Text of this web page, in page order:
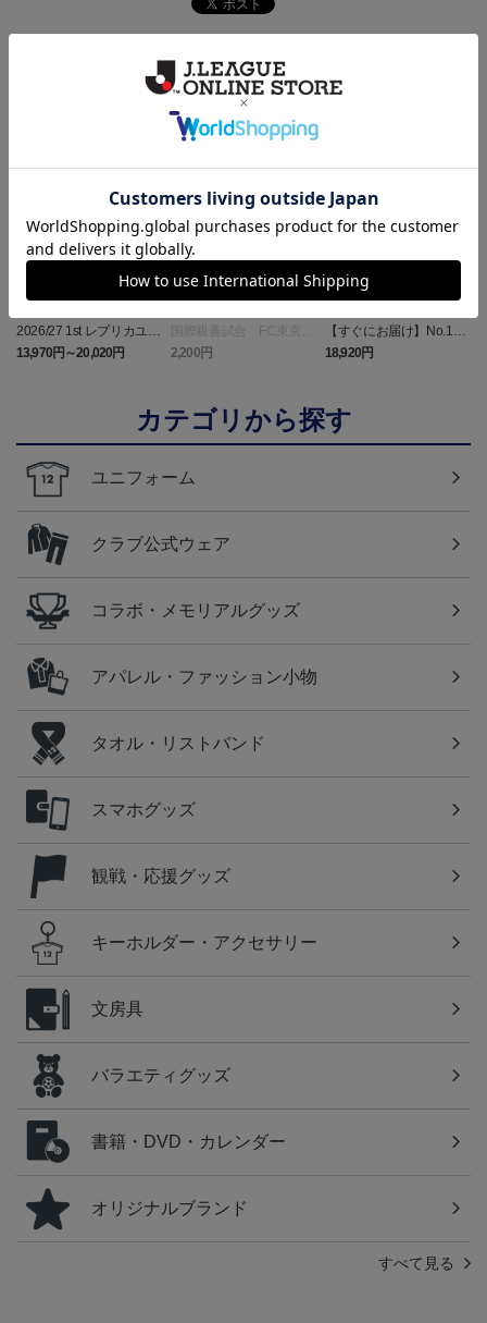
2026/27 1st レプリカユニ
フォーム 半袖
13,970円～20,020円
国際親善試合 FC東京
対 ボルシア ドルトムン
ト プリントタオルマフ
2,200円
【すぐにお届け】No.10
佐藤 恵允選手 2026/27 1s
t レプリカユニフォーム
18,920円
カテゴリから探す
ユニフォーム
クラブ公式ウェア
コラボ・メモリアルグッズ
アパレル・ファッション小物
タオル・リストバンド
スマホグッズ
観戦・応援グッズ
キーホルダー・アクセサリー
文房具
バラエティグッズ
書籍・DVD・カレンダー
オリジナルブランド
すべて見る